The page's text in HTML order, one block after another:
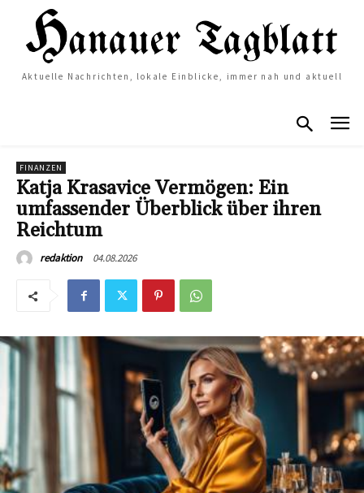
Aktuelle Nachrichten, lokale Einblicke, immer nah und aktuell
FINANZEN
Katja Krasavice Vermögen: Ein
umfassender Überblick über ihren
Reichtum
redaktion 04.08.2026